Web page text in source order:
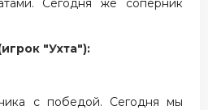
Сегодня же соперник
"Ухта"):
с победой. Сегодня мы